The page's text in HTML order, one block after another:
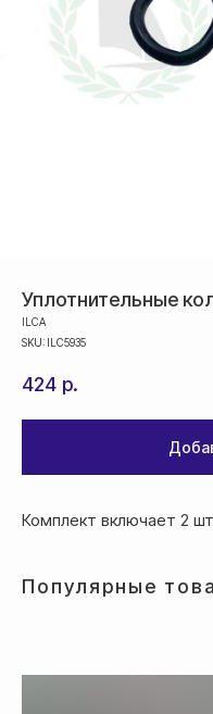
Уплотнительные
ILCA
SKU: ILC5935
424 р.
Комплект включает 2 шт
Популярные
либо другим